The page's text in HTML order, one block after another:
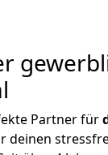
Partner für
deinen